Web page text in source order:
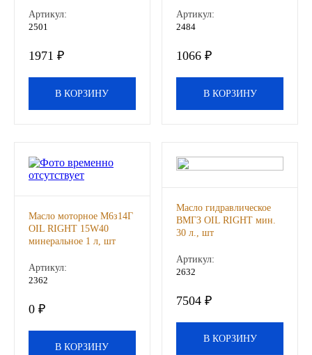
КРАЗ
ММЗ
Спецтехника
УРАЛ
Фильтры
ЯМЗ
Артикул:
2501
1971 ₽
В КОРЗИНУ
Артикул:
2484
1066 ₽
В КОРЗИНУ
Масло моторное М6з14Г
OIL RIGHT 15W40
минеральное 1 л, шт
Артикул:
2362
0 ₽
В КОРЗИНУ
Масло гидравлическое
ВМГЗ OIL RIGHT мин.
30 л., шт
Артикул:
2632
7504 ₽
В КОРЗИНУ